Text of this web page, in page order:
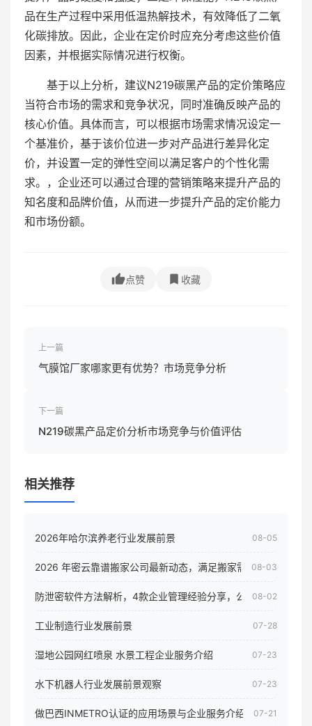
品在生产过程中采用低温热解技术，有效降低了二氧
化碳排放。因此，企业在定价时应充分考虑这些价值
因素，并根据实际情况进行权衡。
基于以上分析，建议N219碳黑产品的定价策略应
当符合市场的需求和竞争状况，同时准确反映产品的
核心价值。具体而言，可以根据市场需求情况设定一
个基准价，基于该价位进一步对产品进行差异化定
价，并设置一定的弹性空间以满足客户的个性化需
求。，企业还可以通过合理的营销策略来提升产品的
知名度和品牌价值，从而进一步提升产品的定价能力
和市场份额。
点赞 收藏
上一篇
气膜馆厂家哪家更有优势？市场竞争分析
下一篇
N219碳黑产品定价分析市场竞争与价值评估
相关推荐
2026年哈尔滨养老行业发展前景 08-05
2026 年密云靠谱搬家公司最新动态，满足搬家需求！08-03
防泄密软件方法解析，4款企业管理经验分享，公司员工电脑核
08-02
工业制造行业发展前景 07-28
湿地公园网红喷泉 水景工程企业服务介绍 07-23
水下机器人行业发展前景观察 07-23
做巴西INMETRO认证的应用场景与企业服务介绍 07-21